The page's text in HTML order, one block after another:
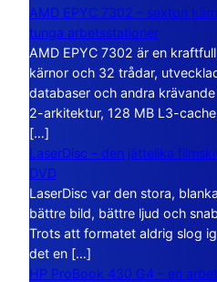
AMD EPYC 7302 – sexton
tunga arbetsstationer
AMD EPYC 7302 är en
kärnor och 32 trådar,
databaser och andra
2-arkitektur, 128 MB L3-
[…]
LaserDisc – den jättelika
DVD
LaserDisc var den stora,
bättre bild, bättre ljud och
Trots att formatet aldrig slog
det en […]
HP ProBook 430 G4 – en